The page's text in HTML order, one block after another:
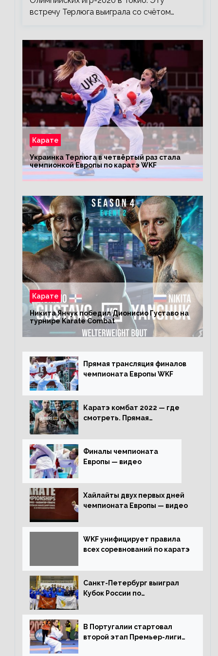
встречу Терлюга выиграла со счётом…
Карате
Украинка Терлюга в четвёртый раз стала
чемпионкой Европы по каратэ WKF
Карате
Никита Янчук победил Дионисио Густаво на
турнире Karate Combat
Прямая трансляция финалов
чемпионата Европы WKF
Каратэ комбат 2022 — где
смотреть. Прямая
Финалы чемпионата
Европы — видео
Хайлайты двух первых дней
чемпионата Европы — видео
WKF унифицирует правила
всех соревнований по каратэ
Санкт-Петербург выиграл
Кубок России по
В Португалии стартовал
второй этап Премьер-лиги